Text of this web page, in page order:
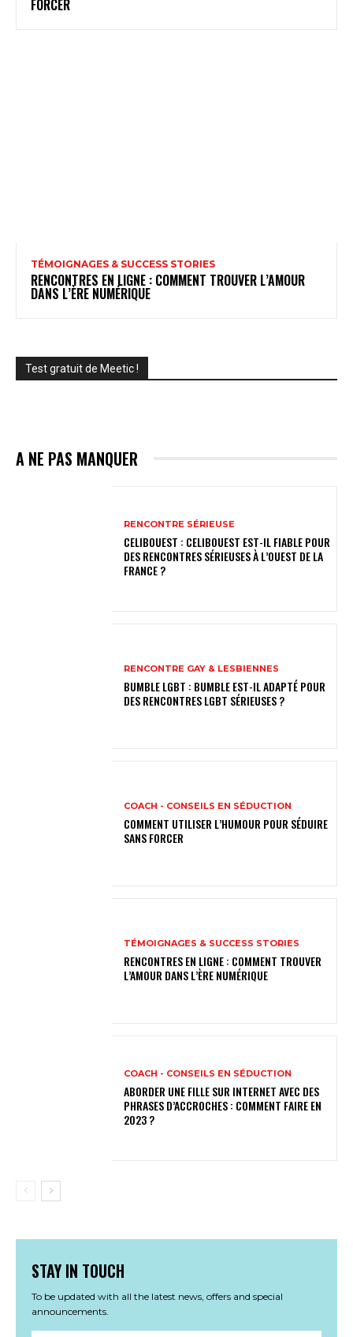
FORCER
TÉMOIGNAGES & SUCCESS STORIES
RENCONTRES EN LIGNE : COMMENT TROUVER L’AMOUR
DANS L’ÈRE NUMÉRIQUE
Test gratuit de Meetic !
A NE PAS MANQUER
RENCONTRE SÉRIEUSE
CELIBOUEST : CELIBOUEST EST-IL FIABLE POUR
DES RENCONTRES SÉRIEUSES À L’OUEST DE LA
FRANCE ?
RENCONTRE GAY & LESBIENNES
BUMBLE LGBT : BUMBLE EST-IL ADAPTÉ POUR
DES RENCONTRES LGBT SÉRIEUSES ?
COACH - CONSEILS EN SÉDUCTION
COMMENT UTILISER L’HUMOUR POUR SÉDUIRE
SANS FORCER
TÉMOIGNAGES & SUCCESS STORIES
RENCONTRES EN LIGNE : COMMENT TROUVER
L’AMOUR DANS L’ÈRE NUMÉRIQUE
COACH - CONSEILS EN SÉDUCTION
ABORDER UNE FILLE SUR INTERNET AVEC DES
PHRASES D’ACCROCHES : COMMENT FAIRE EN
2023 ?
STAY IN TOUCH
To be updated with all the latest news, offers and special
announcements.